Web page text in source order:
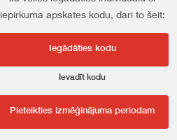
iepirkuma apskates kodu, dari to šeit:
Iegādāties kodu
Ievadīt kodu
Pieteikties izmēģinājuma periodam